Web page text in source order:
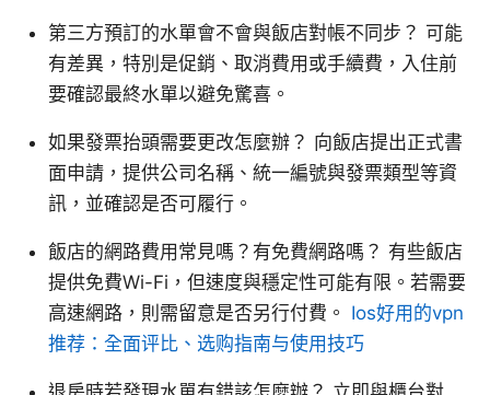
第三方預訂的水單會不會與飯店對帳不同步？ 可能
有差異，特別是促銷、取消費用或手續費，入住前
要確認最終水單以避免驚喜。
如果發票抬頭需要更改怎麼辦？ 向飯店提出正式書
面申請，提供公司名稱、統一編號與發票類型等資
訊，並確認是否可履行。
飯店的網路費用常見嗎？有免費網路嗎？ 有些飯店
提供免費Wi-Fi，但速度與穩定性可能有限。若需要
高速網路，則需留意是否另行付費。 Ios好用的vpn
推荐：全面评比、选购指南与使用技巧